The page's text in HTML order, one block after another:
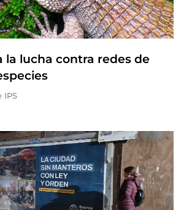
la lucha contra redes de
IPS